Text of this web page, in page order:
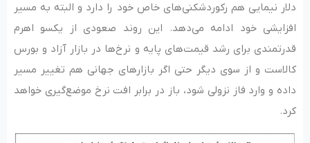
دلار نیمایی هم رکوردشکنی‌های خاص خود را دارد و البته به مسیر
افزایشی خود ادامه می‌دهد. این روند صعودی از یکسو اهرم
قدرتمندی برای رشد قیمت‌های پایه و نرخ‌ها در بازار آزاد و بورس
کالاست و از سوی دیگر حتی اگر بازارهای جهانی هم تغییر مسیر
داده و وارد فاز نزولی شود، باز در برابر افت نرخ موضع‌گیری خواهد
کرد.